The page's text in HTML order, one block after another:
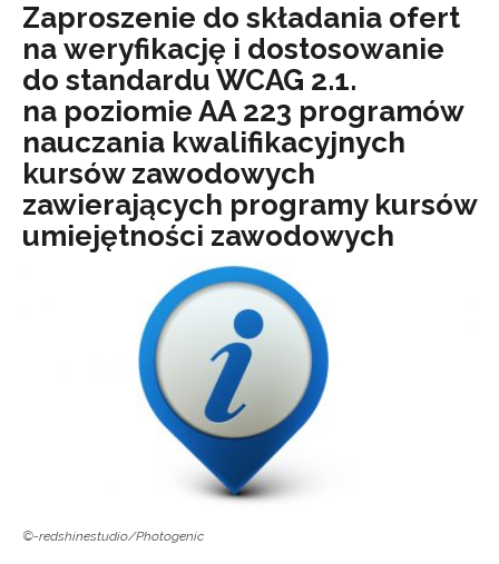
Zaproszenie do składania ofert
na weryfikację i dostosowanie
do standardu WCAG 2.1.
na poziomie AA 223 programów
nauczania kwalifikacyjnych
kursów zawodowych
zawierających programy kursów
umiejętności zawodowych
©-redshinestudio/Photogenic